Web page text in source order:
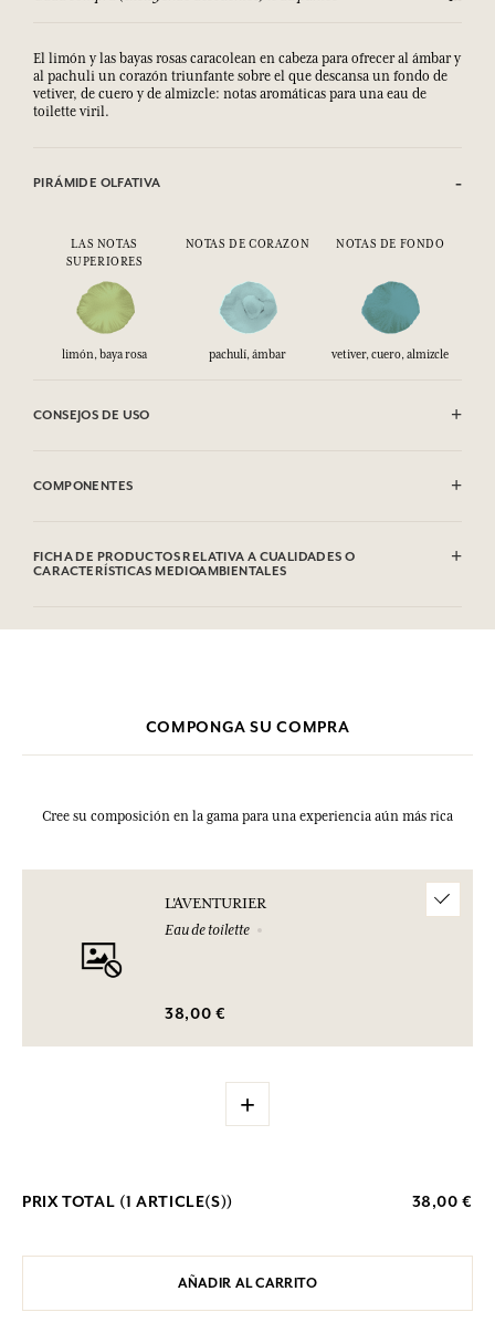
El limón y las bayas rosas caracolean en cabeza para ofrecer al ámbar y
al pachuli un corazón triunfante sobre el que descansa un fondo de
vetiver, de cuero y de almizcle: notas aromáticas para una eau de
toilette viril.
PIRÁMIDE OLFATIVA
LAS NOTAS
SUPERIORES
NOTAS DE CORAZON NOTAS DE FONDO
limón, baya rosa pachulí, ámbar vetiver, cuero, almizcle
CONSEJOS DE USO
COMPONENTES
Limonene, Linalool, Alpha-Isomethyl Ionone, Coumarin, Citral. Esta
lista puede ser objeto de modificaciones. Consultar el embalaje del
FICHA DE PRODUCTOS RELATIVA A CUALIDADES O
CARACTERÍSTICAS MEDIOAMBIENTALES
COMPONGA SU COMPRA
Cree su composición en la gama para una experiencia aún más rica
L'AVENTURIER
Eau de toilette
38,00 €
+
PRIX TOTAL (1 ARTICLE(S)) 38,00 €
AÑADIR AL CARRITO